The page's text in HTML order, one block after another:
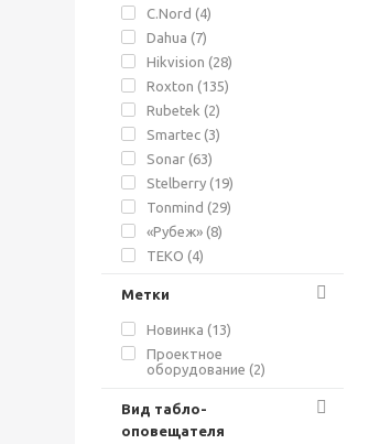
C.Nord (4)
Dahua (7)
Hikvision (28)
Roxton (135)
Rubetek (2)
Smartec (3)
Sonar (63)
Stelberry (19)
Tonmind (29)
«Рубеж» (8)
ТЕКО (4)
Метки
Новинка (13)
Проектное
оборудование (2)
Вид табло-
оповещателя